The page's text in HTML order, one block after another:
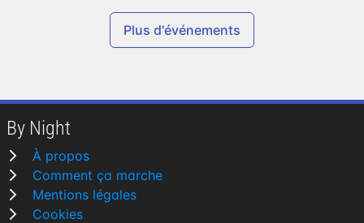
Plus d'événements
By Night
À propos
Comment ça marche
Mentions légales
Cookies